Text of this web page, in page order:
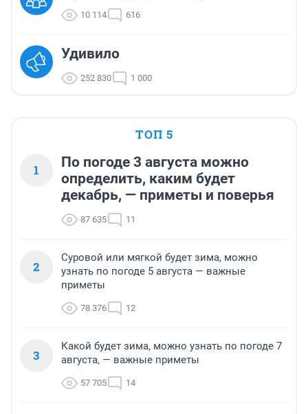
10 114 616
Удивило
252 830 1 000
ТОП 5
1
По погоде 3 августа можно
определить, каким будет
декабрь, — приметы и поверья
87 635 11
2
Суровой или мягкой будет зима, можно
узнать по погоде 5 августа — важные
приметы
78 376 12
3
Какой будет зима, можно узнать по погоде 7
августа, — важные приметы
57 705 14